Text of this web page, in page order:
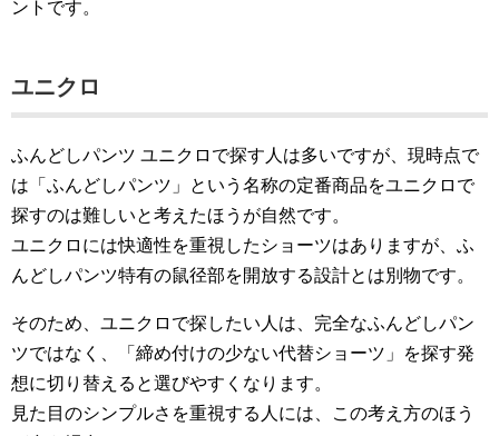
ントです。
ユニクロ
ふんどしパンツ ユニクロで探す人は多いですが、現時点で
は「ふんどしパンツ」という名称の定番商品をユニクロで
探すのは難しいと考えたほうが自然です。
ユニクロには快適性を重視したショーツはありますが、ふ
んどしパンツ特有の鼠径部を開放する設計とは別物です。
そのため、ユニクロで探したい人は、完全なふんどしパン
ツではなく、「締め付けの少ない代替ショーツ」を探す発
想に切り替えると選びやすくなります。
見た目のシンプルさを重視する人には、この考え方のほう